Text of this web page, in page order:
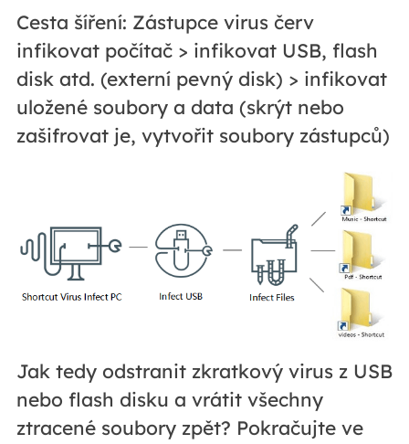
Cesta šíření: Zástupce virus červ
infikovat počítač > infikovat USB, flash
disk atd. (externí pevný disk) > infikovat
uložené soubory a data (skrýt nebo
zašifrovat je, vytvořit soubory zástupců)
Jak tedy odstranit zkratkový virus z USB
nebo flash disku a vrátit všechny
ztracené soubory zpět? Pokračujte ve